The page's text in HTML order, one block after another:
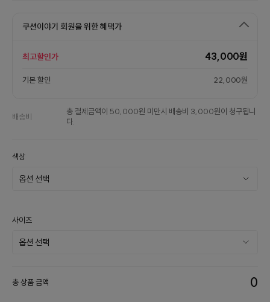
쿠션이야기 회원을 위한 혜택가
최고할인가 43,000원
기본 할인 22,000원
배송비
총 결제금액이 50,000원 미만시 배송비 3,000원이 청구됩니
다.
색상
사이즈
총 상품 금액 0